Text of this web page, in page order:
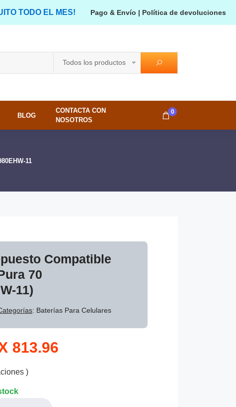
TODO EL MES! Pago & Envío | Política de devoluciones
Todos los productos
BLOG
CONTACTA CON
NOSOTROS
0
11
Compatible
70
11)
: Baterías Para Celulares
813.96
)